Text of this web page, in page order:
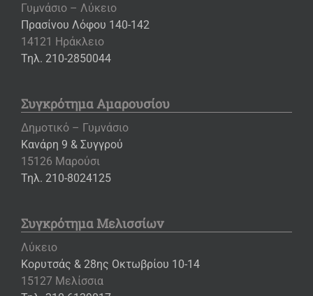
Γυμνάσιο – Λύκειο
Πρασίνου Λόφου 140-142
14121 Ηράκλειο
Τηλ. 210-2850044
Συγκρότημα Αμαρουσίου
Δημοτικό – Γυμνάσιο
Κανάρη 9 & Συγγρού
15126 Μαρούσι
Τηλ. 210-8024125
Συγκρότημα Μελισσίων
Λύκειο
Κορυτσάς & 28ης Οκτωβρίου 10-14
15127 Μελίσσια